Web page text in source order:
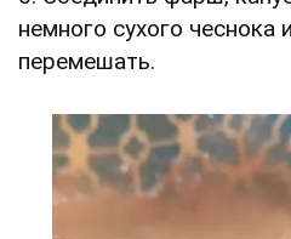
немного сухого чеснока
перемешать.